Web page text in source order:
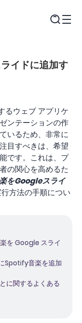
イドに追加す
るウェブ アプリケ
ンテーションの作
いるため、非常に
目すべきは、希望
です。これは、プ
の関心を高めるた
をGoogleスライ
方法の手順につい
を Google スライ
Spotify音楽を追加
に関するよくある